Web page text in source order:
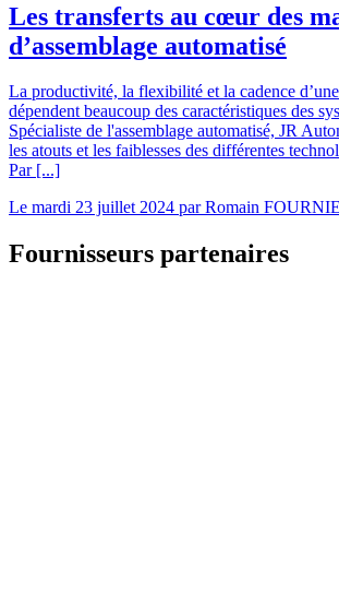
Les transferts au cœur des
d’assemblage automatisé
La productivité, la flexibilité et la cadence
dépendent beaucoup des caractéristiques des
Spécialiste de l'assemblage automatisé, JR
les atouts et les faiblesses des différentes
Par [...]
Le mardi 23 juillet 2024 parRomain
Fournisseurs partenaires